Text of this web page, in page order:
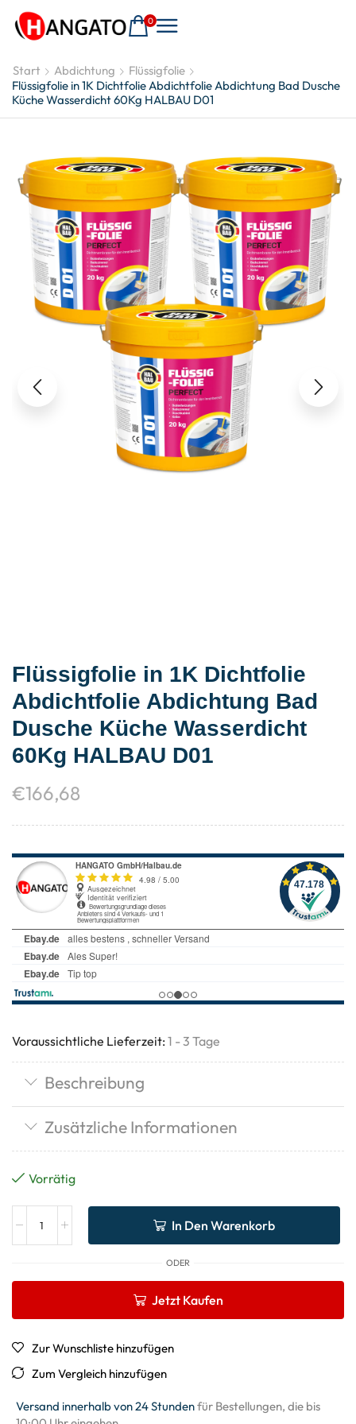
0
Start Abdichtung
Flüssigfolie
Flüssigfolie in 1K Dichtfolie Abdichtfolie Abdichtung Bad Dusche
Küche Wasserdicht 60Kg HALBAU D01
Flüssigfolie in 1K Dichtfolie
Abdichtfolie Abdichtung Bad
Dusche Küche Wasserdicht
60Kg HALBAU D01
€166,68
Voraussichtliche Lieferzeit: 1 - 3 Tage
Beschreibung
Zusätzliche Informationen
Vorrätig
In Den Warenkorb
ODER
Jetzt Kaufen
Zur Wunschliste hinzufügen
Zum Vergleich hinzufügen
Versand innerhalb von 24 Stundenfür Bestellungen, die bis